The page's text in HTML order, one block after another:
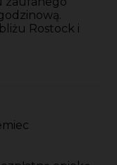
Rostock i